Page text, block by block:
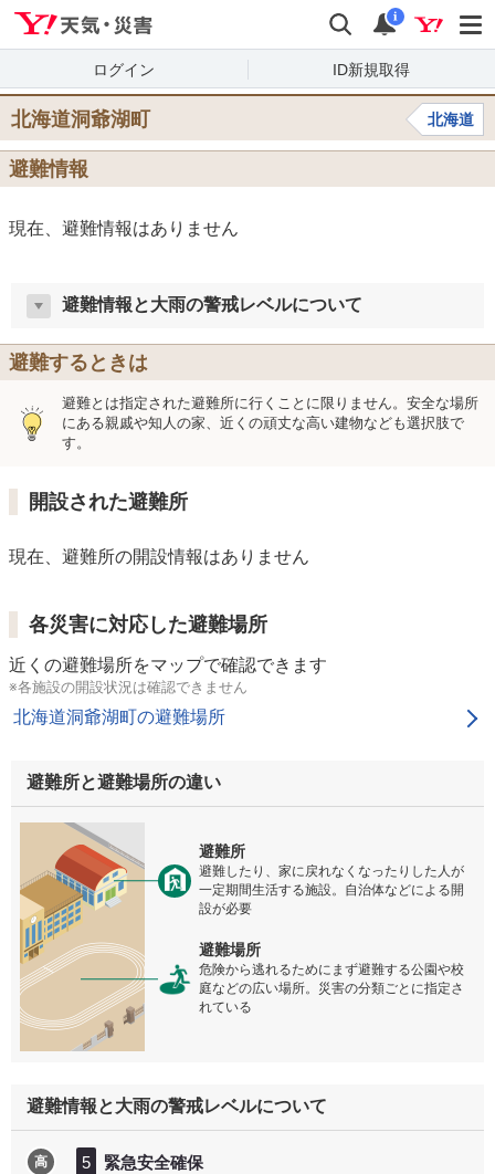
検索 通知
i
ログイン ID新規取得
北海道洞爺湖町 北海道
避難情報
現在、避難情報はありません
避難情報と大雨の警戒レベルについて
避難するときは
避難とは指定された避難所に行くことに限りません。安全な場所
にある親戚や知人の家、近くの頑丈な高い建物なども選択肢で
す。
開設された避難所
現在、避難所の開設情報はありません
各災害に対応した避難場所
近くの避難場所をマップで確認できます
※各施設の開設状況は確認できません
北海道洞爺湖町の避難場所
避難所と避難場所の違い
避難所
避難したり、家に戻れなくなったりした人が
一定期間生活する施設。自治体などによる開
設が必要
避難場所
危険から逃れるためにまず避難する公園や校
庭などの広い場所。災害の分類ごとに指定さ
れている
避難情報と大雨の警戒レベルについて
高 5 緊急安全確保